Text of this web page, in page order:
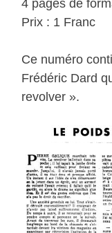
4 pages de
Prix : 1 Franc
Ce numéro
Frédéric Dard
revolver ».